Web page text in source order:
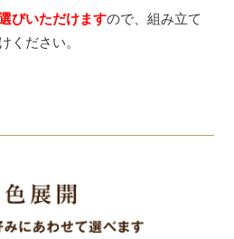
びいただけますので、組み立て
ください。